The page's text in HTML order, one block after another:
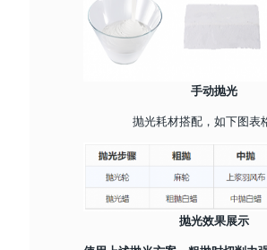
手动抛光
抛光耗材搭配，如下图表
抛光效果展示